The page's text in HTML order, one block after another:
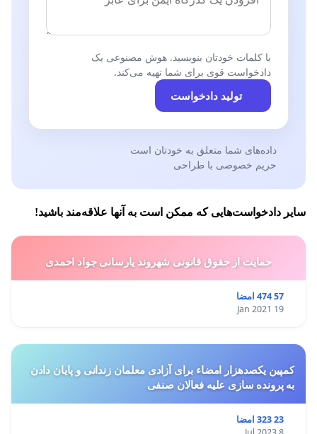
جمعی از دانشجومعلمان ورودی سال 1397 دانشگاه فرهنگیان
با کلمات خودتان بنویسید. هوش مصنوعی یک
دادخواست قوی برای شما تهیه می‌کند.
تولید دادخواست
داده‌های شما متعلق به خودتان است
حریم خصوصی با طراحی
سایر دادخواست‌هایی که ممکن است به آنها علاقه‌مند باشید!
حمایت از حقوق قانونی شهروند یارسانی جواد احمدی
57 474 امضا
19 Jan 2021
کمپین یکصدهزار امضاء برای آزادی معلمان زندانی و پایان دادن
به پرونده سازی علیه فعالان صنفی
23 323 امضا